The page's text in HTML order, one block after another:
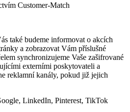
Customer-Match
také budeme informovat o akcích
a zobrazovat Vám příslušné
synchronizujeme Vaše zašifrované
externími poskytovateli a
reklamní kanály, pokud již jejich
LinkedIn, Pinterest, TikTok